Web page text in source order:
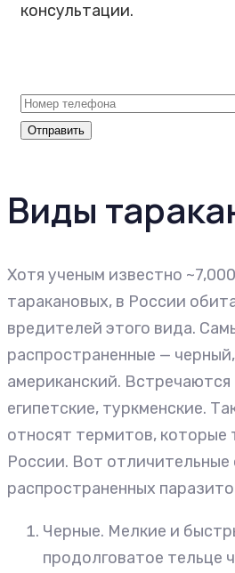
консультации.
Виды
Хотя ученым известно
таракановых, в России
вредителей этого вида.
распространенные —
американский. Встречаются
египетские, туркменские.
относят термитов,
России. Вот отличительные
распространенных
Черные. Мелкие и
продолговатое тельце